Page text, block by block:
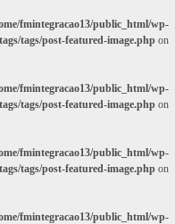
fmintegracao13/public_html/wp-
tags/post-featured-image.php on
fmintegracao13/public_html/wp-
tags/post-featured-image.php on
fmintegracao13/public_html/wp-
tags/post-featured-image.php on
fmintegracao13/public_html/wp-